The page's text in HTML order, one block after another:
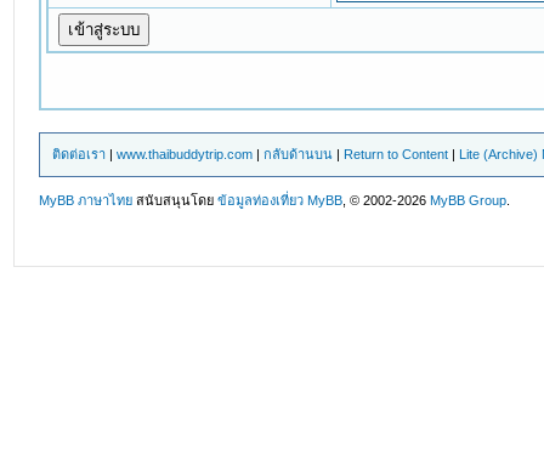
ติดต่อเรา |www.thaibuddytrip.com |กลับด้านบน | Return to Content | Lite (Archive)
MyBB ภาษาไทย สนับสนุนโดยข้อมูลท่องเที่ยว MyBB , © 2002-2026MyBB Group